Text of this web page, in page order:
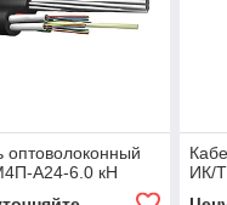
оптоволоконный
А24-6.0 кН
ИК/